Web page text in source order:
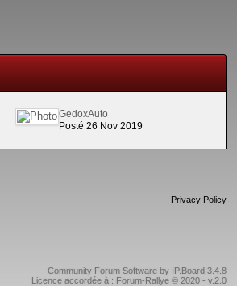
GedoxAuto
Posté 26 Nov 2019
Privacy Policy
Community Forum Software by IP.Board 3.4.8
Licence accordée à : Forum-Rallye © 2020 - v.2.0